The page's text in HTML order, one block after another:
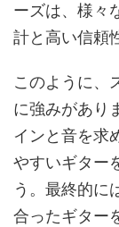
ーズは、様々
計と高い信頼
このように、
に強みがあり
インと音を求
やすいギター
う。最終的に
合ったギター